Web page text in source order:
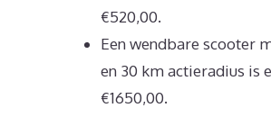
€520,00.
Een wendbare scooter
en 30 km actieradius is
€1650,00.